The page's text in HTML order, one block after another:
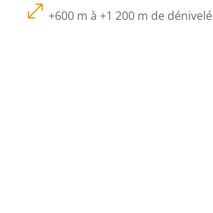
. +600 m à +1 200 m de dénivelé